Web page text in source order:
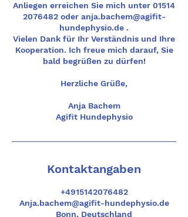
Anliegen erreichen Sie mich unter 01514
2076482 oder anja.bachem@agifit-
hundephysio.de .
Vielen Dank für Ihr Verständnis und Ihre
Kooperation. Ich freue mich darauf, Sie
bald begrüßen zu dürfen!
Herzliche Grüße,
Anja Bachem
Agifit Hundephysio
Kontaktangaben
+4915142076482
Anja.bachem@agifit-hundephysio.de
Bonn, Deutschland